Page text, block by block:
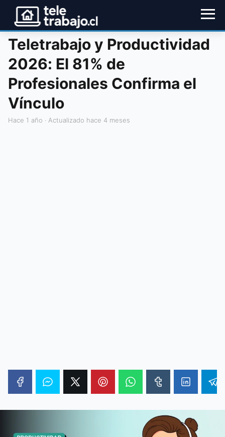
Teletrabajo y Productividad
2026: El 81% de
Profesionales Confirma el
Vínculo
hace 1 año · Actualizado hace 4 meses